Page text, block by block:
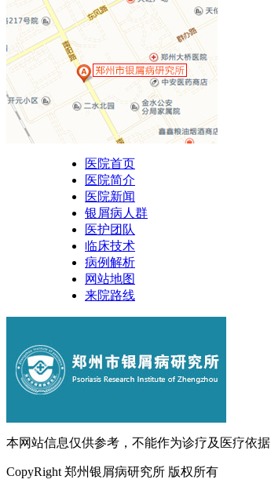
医院首页
医院简介
医院新闻
银屑病人群
医护团队
临床技术
病例解析
网站地图
来院路线
本网站信息仅供参考，不能作为诊疗及医疗依据
CopyRight 郑州银屑病研究所 版权所有